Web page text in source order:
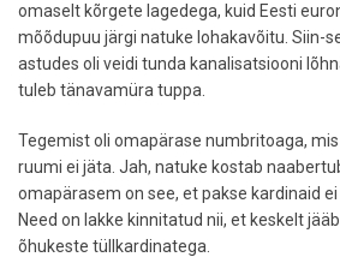
omaselt kõrgete lagedega, kuid Eesti
mõõdupuu järgi natuke lohakavõitu. Siin-
astudes oli veidi tunda kanalisatsiooni
tuleb tänavamüra tuppa.
Tegemist oli omapärase numbritoaga,
ruumi ei jäta. Jah, natuke kostab
omapärasem on see, et pakse kardinaid
Need on lakke kinnitatud nii, et keskelt
õhukeste tüllkardinatega.